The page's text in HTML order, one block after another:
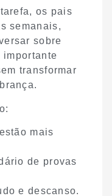
os pais
semanais,
sobre
importante
transformar
mais
de provas
e descanso.